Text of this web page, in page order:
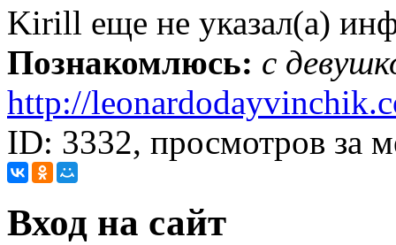
Kirill еще не указал(а)
Познакомлюсь: с
http://
ID: 3332, просмотров за
Вход на сайт